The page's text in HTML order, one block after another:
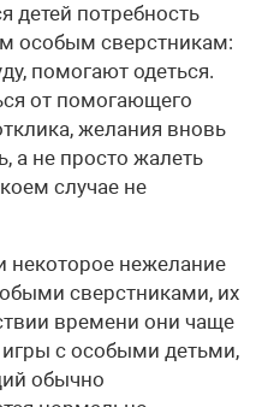
детей потребность
особым сверстникам:
помогают одеться.
от помогающего
желания вновь
а не просто жалеть
случае не
некоторое нежелание
сверстниками, их
времени они чаще
с особыми детьми,
обычно